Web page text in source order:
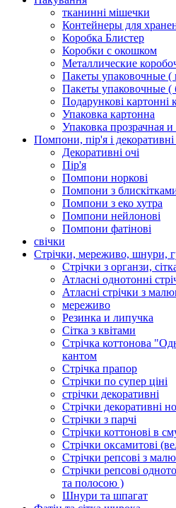
тканинні мішечки
Контейнеры для
Коробка Блистер
Коробки с окошком
Металлические
Пакеты упаковочные (
Пакеты упаковочные
Подарункові картонні
Упаковка картонна
Упаковка прозрачная
Помпони, пір'я і декоративні
Декоративні очі
Пір'я
Помпони норкові
Помпони з
Помпони з еко хутра
Помпони нейлонові
Помпони фатінові
свічки
Стрічки, мереживо, шнури,
Стрічки з органзи,
Атласні однотонні
Атласні стрічки з
мереживо
Резинка и липучка
Сітка з квітами
Стрічка коттонова
кантом
Стрічка прапор
Стрічки по супер ціні
стрічки декоративні
Стрічки декоративні
Стрічки з парчі
Стрічки коттонові в
Стрічки оксамитові
Стрічки репсові з
Стрічки репсові
та полосою )
Шнури та шпагат